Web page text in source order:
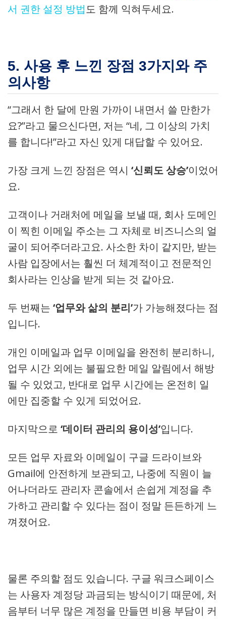
서 권한 설정 방법도 함께 익혀두세요.
5. 사용 후 느낀 장점 3가지와 주
의사항
“그래서 한 달에 만원 가까이 내면서 쓸 만한가
요?”라고 물으신다면, 저는 “네, 그 이상의 가치
를 합니다!”라고 자신 있게 대답할 수 있어요.
가장 크게 느낀 장점은 역시 ‘신뢰도 상승’이었어
요.
고객이나 거래처에 메일을 보낼 때, 회사 도메인
이 찍힌 이메일 주소는 그 자체로 비즈니스의 얼
굴이 되어주더라고요. 사소한 차이 같지만, 받는
사람 입장에서는 훨씬 더 체계적이고 전문적인
회사라는 인상을 받게 되는 것 같아요.
두 번째는 ‘업무와 삶의 분리’가 가능해졌다는 점
입니다.
개인 이메일과 업무 이메일을 완전히 분리하니,
업무 시간 외에는 불필요한 메일 알림에서 해방
될 수 있었고, 반대로 업무 시간에는 온전히 일
에만 집중할 수 있게 되었어요.
마지막으로 ‘데이터 관리의 용이성’입니다.
모든 업무 자료와 이메일이 구글 드라이브와
Gmail에 안전하게 보관되고, 나중에 직원이 늘
어나더라도 관리자 콘솔에서 손쉽게 계정을 추
가하고 관리할 수 있다는 점이 정말 든든하게 느
껴졌어요.
물론 주의할 점도 있습니다. 구글 워크스페이스
는 사용자 계정당 과금되는 방식이기 때문에, 처
음부터 너무 많은 계정을 만들면 비용 부담이 커